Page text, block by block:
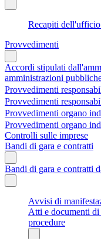
Recapiti dell'ufficio
Provvedimenti
Accordi stipulati
amministrazioni
Provvedimenti
Provvedimenti
Provvedimenti organo
Provvedimenti organo
Controlli sulle imprese
Bandi di gara e contratti
Bandi di gara e contratti
Avvisi di
Atti e documenti di
procedure